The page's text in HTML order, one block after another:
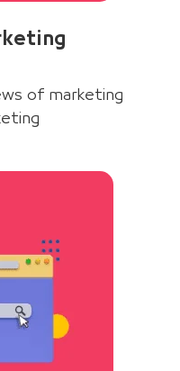
of marketing